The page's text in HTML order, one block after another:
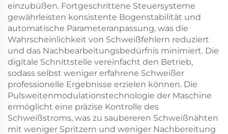
einzubüßen. Fortgeschrittene Steuersysteme
gewährleisten konsistente Bogenstabilität und
automatische Parameteranpassung, was die
Wahrscheinlichkeit von Schweißfehlern reduziert
und das Nachbearbeitungsbedürfnis minimiert. Die
digitale Schnittstelle vereinfacht den Betrieb,
sodass selbst weniger erfahrene Schweißer
professionelle Ergebnisse erzielen können. Die
Pulsweitenmodulationstechnologie der Maschine
ermöglicht eine präzise Kontrolle des
Schweißstroms, was zu saubereren Schweißnähten
mit weniger Spritzern und weniger Nachbereitung